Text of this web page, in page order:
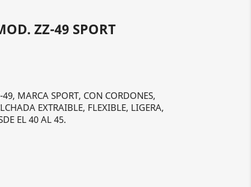
ZZ-49 SPORT
MARCA SPORT, CON CORDONES,
EXTRAIBLE, FLEXIBLE, LIGERA,
EL 40 AL 45.